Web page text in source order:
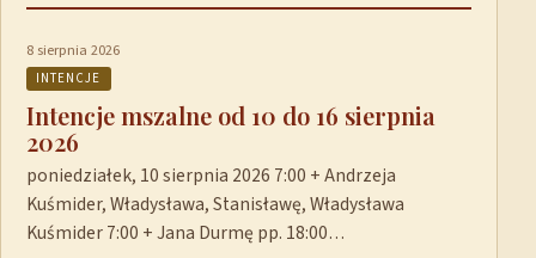
8 sierpnia 2026
INTENCJE
Intencje mszalne od 10 do 16 sierpnia
2026
poniedziałek, 10 sierpnia 2026 7:00 + Andrzeja
Kuśmider, Władysława, Stanisławę, Władysława
Kuśmider 7:00 + Jana Durmę pp. 18:00…